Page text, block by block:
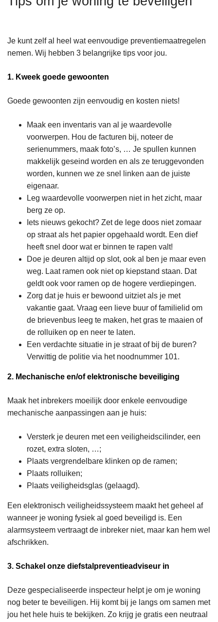
Je kunt zelf al heel wat eenvoudige preventiemaatregelen
nemen. Wij hebben 3 belangrijke tips voor jou.
1. Kweek goede gewoonten
Goede gewoonten zijn eenvoudig en kosten niets!
​​Maak een inventaris van al je waardevolle
voorwerpen. Hou de facturen bij, noteer de
serienummers, maak foto’s, … Je spullen kunnen
makkelijk geseind worden en als ze teruggevonden
worden, kunnen we ze snel linken aan de juiste
eigenaar.
Leg waardevolle voorwerpen niet in het zicht, maar
berg ze op.
Iets nieuws gekocht? Zet de lege doos niet zomaar
op straat als het papier opgehaald wordt. Een dief
heeft snel door wat er binnen te rapen valt!
Doe je deuren altijd op slot, ook al ben je maar even
weg. Laat ramen ook niet op kiepstand staan. Dat
geldt ook voor ramen op de hogere verdiepingen.
Zorg dat je huis er bewoond uitziet als je met
vakantie gaat. Vraag een lieve buur of familielid om
de brievenbus leeg te maken, het gras te maaien of
de rolluiken op en neer te laten.
Een verdachte situatie in je straat of bij de buren?
Verwittig de politie via het noodnummer 101.
2. Mechanische en/of elektronische beveiliging
Maak het inbrekers moeilijk door enkele eenvoudige
mechanische aanpassingen aan je huis:
Versterk je deuren met een veiligheidscilinder, een
rozet, extra sloten, …;
Plaats vergrendelbare klinken op de ramen;
Plaats rolluiken;
Plaats veiligheidsglas (gelaagd).
Een elektronisch veiligheidssysteem maakt het geheel af
wanneer je woning fysiek al goed beveiligd is. Een
alarmsysteem vertraagt de inbreker niet, maar kan hem wel
afschrikken.
3. Schakel onze diefstalpreventieadviseur in
Deze gespecialiseerde inspecteur helpt je om je woning
nog beter te beveiligen. Hij komt bij je langs om samen met
jou het hele huis te bekijken. Zo krijg je gratis een neutraal